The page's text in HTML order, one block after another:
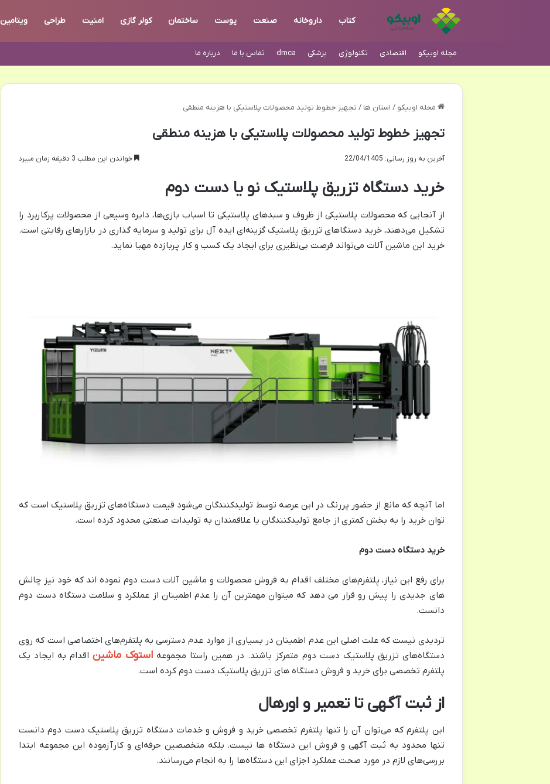
کتاب داروخانه صنعت پوست ساختمان کولر گازی امنیت طراحی ویتامین
مجله اوبیکو اقتصادی تکنولوژی پزشکی dmca تماس با ما درباره ما
مجله اوبیکو / استان ها / تجهیز خطوط تولید محصولات پلاستیکی با هزینه منطقی
تجهیز خطوط تولید محصولات پلاستیکی با هزینه منطقی
آخرین به روز رسانی: 22/04/1405 خواندن این مطلب 3 دقیقه زمان میبرد
خرید دستگاه تزریق پلاستیک نو یا دست دوم
از آنجایی که محصولات پلاستیکی از ظروف و سبدهای پلاستیکی تا اسباب بازی‌ها، دایره وسیعی از محصولات پرکاربرد را
تشکیل می‌دهند، خرید دستگا‌های تزریق پلاستیک گزینه‌ای ایده آل برای تولید و سرمایه گذاری در بازارهای رقابتی است.
خرید این ماشین آلات می‌تواند فرصت بی‌نظیری برای ایجاد یک کسب و کار پربازده مهیا نماید.
اما آنچه که مانع از حضور پررنگ در این عرصه توسط تولیدکنندگان می‌شود قیمت دستگاه‌های تزریق پلاستیک است که
توان خرید را به بخش کمتری از جامع تولیدکنندگان یا علاقمندان به تولیدات صنعتی محدود کرده است.
خرید دستگاه دست دوم
برای رفع این نیاز، پلتفرم‌های مختلف اقدام به فروش محصولات و ماشین آلات دست دوم نموده اند که خود نیز چالش
های جدیدی را پیش رو قرار می دهد که میتوان مهمترین آن را عدم اطمینان از عملکرد و سلامت دستگاه دست دوم
دانست.
تردیدی نیست که علت اصلی این عدم اطمینان در بسیاری از موارد عدم دسترسی به پلتفرم‌های اختصاصی است که روی
دستگاه‌های تزریق پلاستیک دست دوم متمرکز باشند. در همین راستا مجموعه استوک ماشیناقدام به ایجاد یک
پلتفرم تخصصی برای خرید و فروش دستگاه های تزریق پلاستیک دست دوم کرده است.
از ثبت آگهی تا تعمیر و اورهال
این پلتفرم که می‌توان آن را تنها پلتفرم تخصصی خرید و فروش و خدمات دستگاه تزریق پلاستیک دست دوم دانست
تنها محدود به ثبت آگهی و فروش این دستگاه ها نیست. بلکه متخصصین حرفه‌ای و کارآزموده این مجموعه ابتدا
بررسی‌های لازم در مورد صحت عملکرد اجزای این دستگاه‌ها را به انجام می‌رسانند.